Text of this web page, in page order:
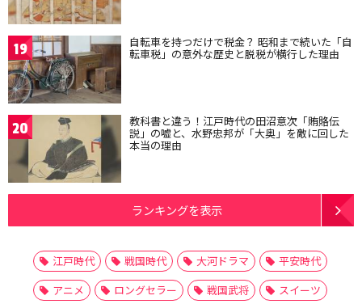
19 自転車を持つだけで税金？ 昭和まで続いた「自
転車税」の意外な歴史と脱税が横行した理由
20 教科書と違う！江戸時代の田沼意次「賄賂伝
説」の嘘と、水野忠邦が「大奥」を敵に回した
本当の理由
ランキングを表示
江戸時代 戦国時代 大河ドラマ
平安時代
アニメ
ロングセラー 戦国武将
スイーツ